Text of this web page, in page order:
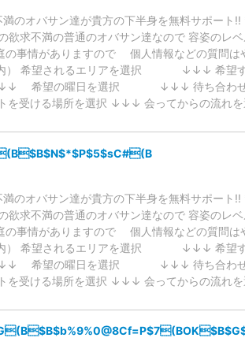
バサン達が貴方の下半身を無料サポー
のオバサン達なので 容姿のレベルは
の事情がありますので 個人情報などの質問は
内） 希望されるエリアを選択 ↓↓↓ 希望す
望の曜日を選択 ↓↓↓ 待ち合わせ
受ける場所を選択 ↓↓↓ 会ってからの流れ
バサン達が貴方の下半身を無料サポー
のオバサン達なので 容姿のレベルは
の事情がありますので 個人情報などの質問は
内） 希望されるエリアを選択 ↓↓↓ 希望す
望の曜日を選択 ↓↓↓ 待ち合わせ
受ける場所を選択 ↓↓↓ 会ってからの流れ